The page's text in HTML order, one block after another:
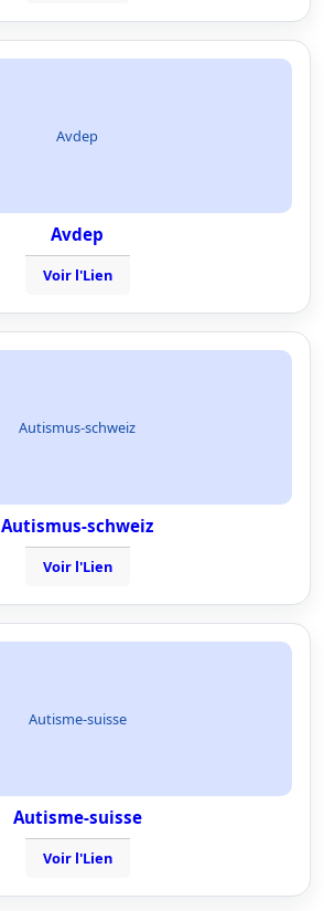
Avdep
Avdep
Voir l'Lien
Autismus-schweiz
Autismus-schweiz
Voir l'Lien
Autisme-suisse
Autisme-suisse
Voir l'Lien